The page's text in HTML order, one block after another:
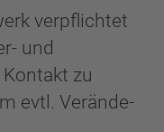
verpflichtet
und
zu
evtl. Verände-